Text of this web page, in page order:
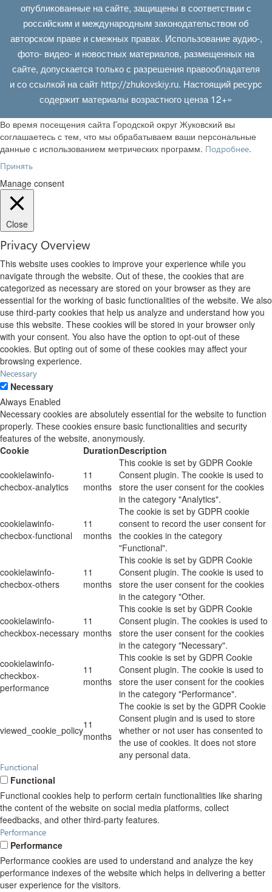
опубликованные на сайте, защищены в соответствии с
российским и международным законодательством об
авторском праве и смежных правах. Использование аудио-,
фото- видео- и новостных материалов, размещенных на
сайте, допускается только с разрешения правообладателя
и со ссылкой на сайт http://zhukovskiy.ru. Настоящий ресурс
содержит материалы возрастного ценза 12+»
Во время посещения сайта Городской округ Жуковский вы
соглашаетесь с тем, что мы обрабатываем ваши персональные
данные с использованием метрических программ. Подробнее.
Принять
Manage consent
Close
Privacy Overview
This website uses cookies to improve your experience while you
navigate through the website. Out of these, the cookies that are
categorized as necessary are stored on your browser as they are
essential for the working of basic functionalities of the website. We also
use third-party cookies that help us analyze and understand how you
use this website. These cookies will be stored in your browser only
with your consent. You also have the option to opt-out of these
cookies. But opting out of some of these cookies may affect your
browsing experience.
Necessary
Necessary
Always Enabled
Necessary cookies are absolutely essential for the website to function
properly. These cookies ensure basic functionalities and security
features of the website, anonymously.
Cookie
DurationDescription
cookielawinfo-
checbox-analytics
11
months
This cookie is set by GDPR Cookie
Consent plugin. The cookie is used to
store the user consent for the cookies
in the category "Analytics".
cookielawinfo-
checbox-functional
11
months
The cookie is set by GDPR cookie
consent to record the user consent for
the cookies in the category
"Functional".
cookielawinfo-
checbox-others
11
months
This cookie is set by GDPR Cookie
Consent plugin. The cookie is used to
store the user consent for the cookies
in the category "Other.
cookielawinfo-
checkbox-necessary
11
months
This cookie is set by GDPR Cookie
Consent plugin. The cookies is used to
store the user consent for the cookies
in the category "Necessary".
cookielawinfo-
checkbox-
performance
11
months
This cookie is set by GDPR Cookie
Consent plugin. The cookie is used to
store the user consent for the cookies
in the category "Performance".
viewed_cookie_policy11
months
The cookie is set by the GDPR Cookie
Consent plugin and is used to store
whether or not user has consented to
the use of cookies. It does not store
any personal data.
Functional
Functional
Functional cookies help to perform certain functionalities like sharing
the content of the website on social media platforms, collect
feedbacks, and other third-party features.
Performance
Performance
Performance cookies are used to understand and analyze the key
performance indexes of the website which helps in delivering a better
user experience for the visitors.